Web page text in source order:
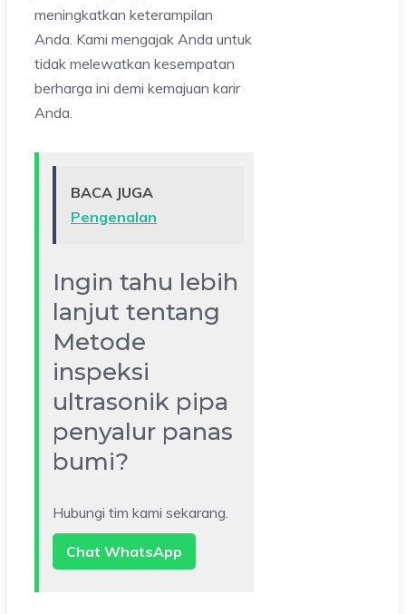
meningkatkan keterampilan
Anda. Kami mengajak Anda untuk
tidak melewatkan kesempatan
berharga ini demi kemajuan karir
Anda.
BACA JUGA
Pengenalan
Ingin tahu lebih
lanjut tentang
Metode
inspeksi
ultrasonik pipa
penyalur panas
bumi?
Hubungi tim kami sekarang.
Chat WhatsApp